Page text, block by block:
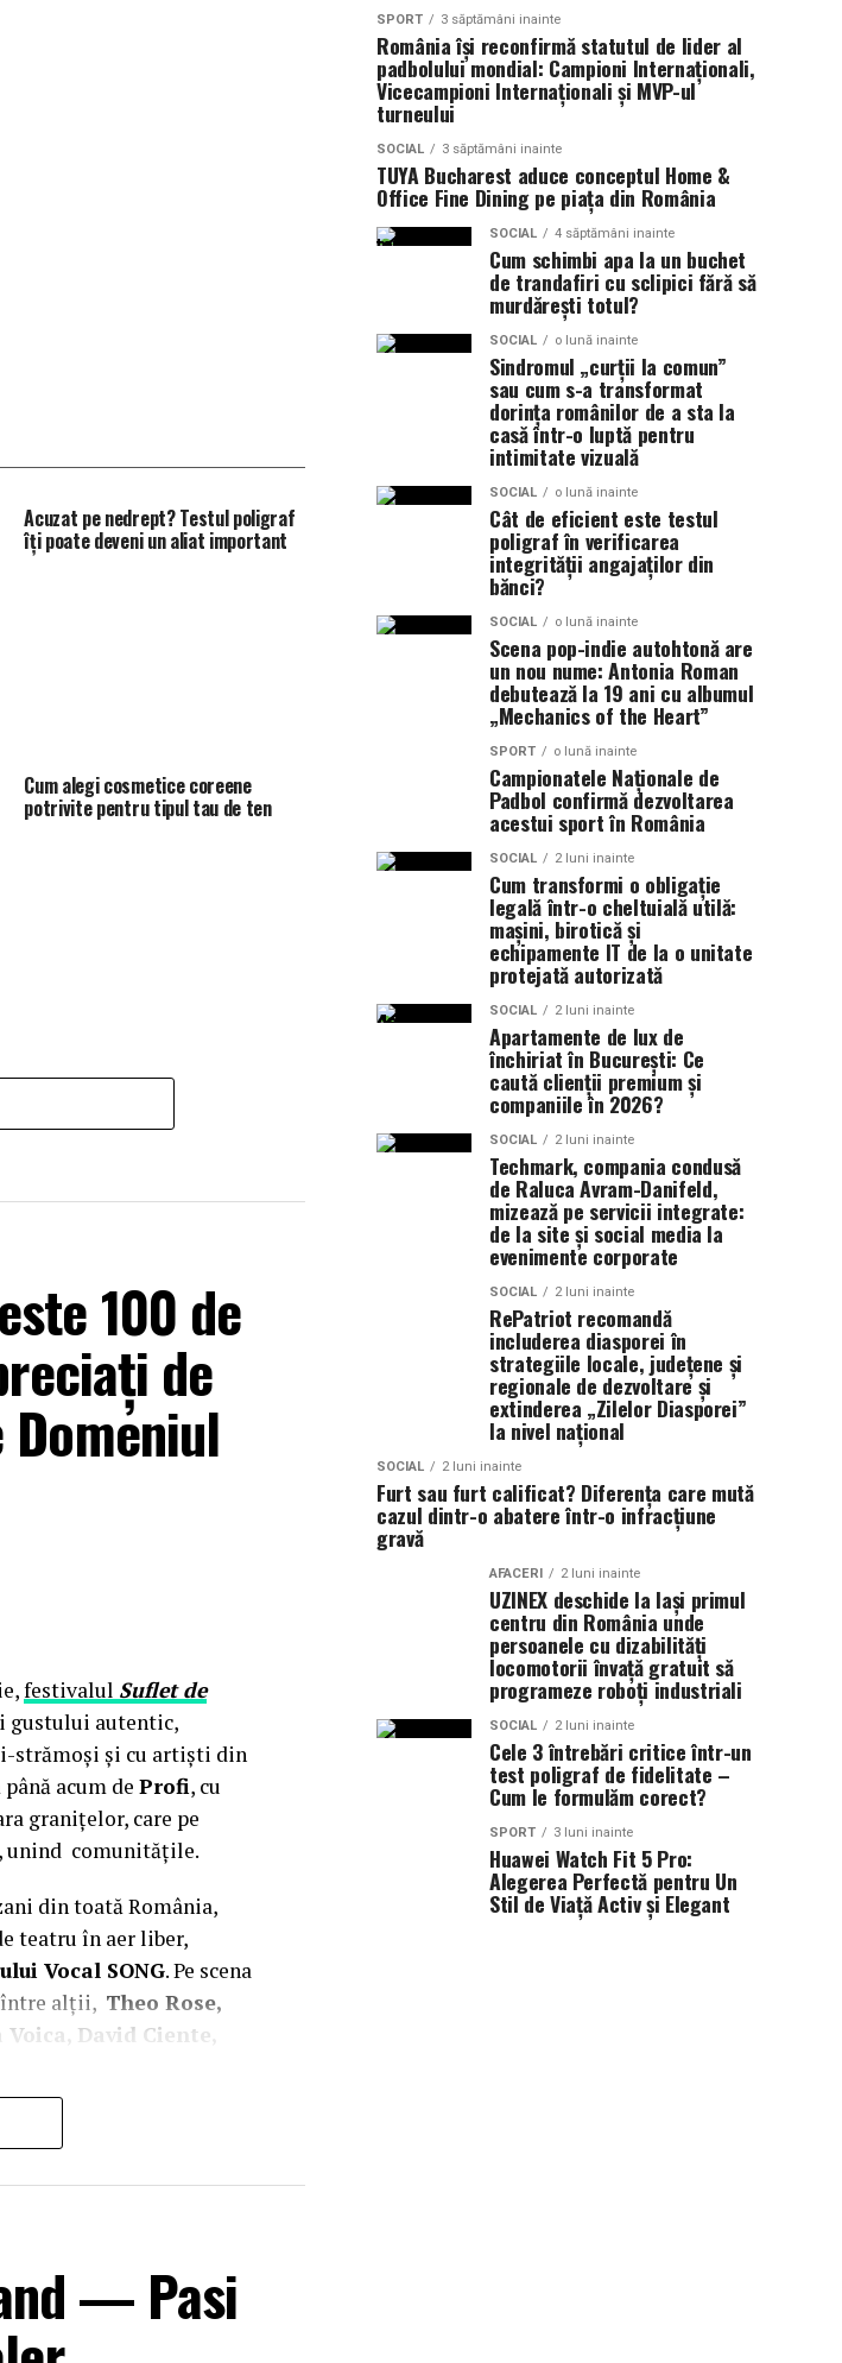
Acuzat pe nedrept? Testul poligraf
îţi poate deveni un aliat important
Cum alegi cosmetice coreene
potrivite pentru tipul tau de ten
100 de
de
festivalul Suflet de
gustului autentic,
strămoși și cu artiști din
acum de Profi, cu
granițelor, care pe
unind comunitățile.
din toată România,
teatru în aer liber,
Vocal SONG. Pe scena
între alții, Theo Rose,
David Ciente,
al României, alături de
Spulber, Business Unit
micilor producători și
— Pasi
SPORT 3 săptămâni inainte
România își reconfirmă statutul de lider al
padbolului mondial: Campioni Internaționali,
Vicecampioni Internaționali și MVP-ul
turneului
SOCIAL 3 săptămâni inainte
TUYA Bucharest aduce conceptul Home &
Office Fine Dining pe piața din România
SOCIAL 4 săptămâni inainte
Cum schimbi apa la un buchet
de trandafiri cu sclipici fără să
murdărești totul?
SOCIAL o lună inainte
Sindromul „curții la comun”
sau cum s-a transformat
dorința românilor de a sta la
casă într-o luptă pentru
intimitate vizuală
SOCIAL o lună inainte
Cât de eficient este testul
poligraf în verificarea
integrității angajaților din
bănci?
SOCIAL o lună inainte
Scena pop-indie autohtonă are
un nou nume: Antonia Roman
debutează la 19 ani cu albumul
„Mechanics of the Heart”
SPORT o lună inainte
Campionatele Naționale de
Padbol confirmă dezvoltarea
acestui sport în România
SOCIAL 2 luni inainte
Cum transformi o obligație
legală într-o cheltuială utilă:
mașini, birotică și
echipamente IT de la o unitate
protejată autorizată
SOCIAL 2 luni inainte
Apartamente de lux de
închiriat în București: Ce
caută clienții premium și
companiile în 2026?
SOCIAL 2 luni inainte
Techmark, compania condusă
de Raluca Avram-Danifeld,
mizează pe servicii integrate:
de la site și social media la
evenimente corporate
SOCIAL 2 luni inainte
RePatriot recomandă
includerea diasporei în
strategiile locale, județene și
regionale de dezvoltare și
extinderea „Zilelor Diasporei”
la nivel național
SOCIAL 2 luni inainte
Furt sau furt calificat? Diferența care mută
cazul dintr-o abatere într-o infracțiune
gravă
AFACERI 2 luni inainte
UZINEX deschide la Iași primul
centru din România unde
persoanele cu dizabilități
locomotorii învață gratuit să
programeze roboți industriali
SOCIAL 2 luni inainte
Cele 3 întrebări critice într-un
test poligraf de fidelitate –
Cum le formulăm corect?
SPORT 3 luni inainte
Huawei Watch Fit 5 Pro:
Alegerea Perfectă pentru Un
Stil de Viață Activ și Elegant